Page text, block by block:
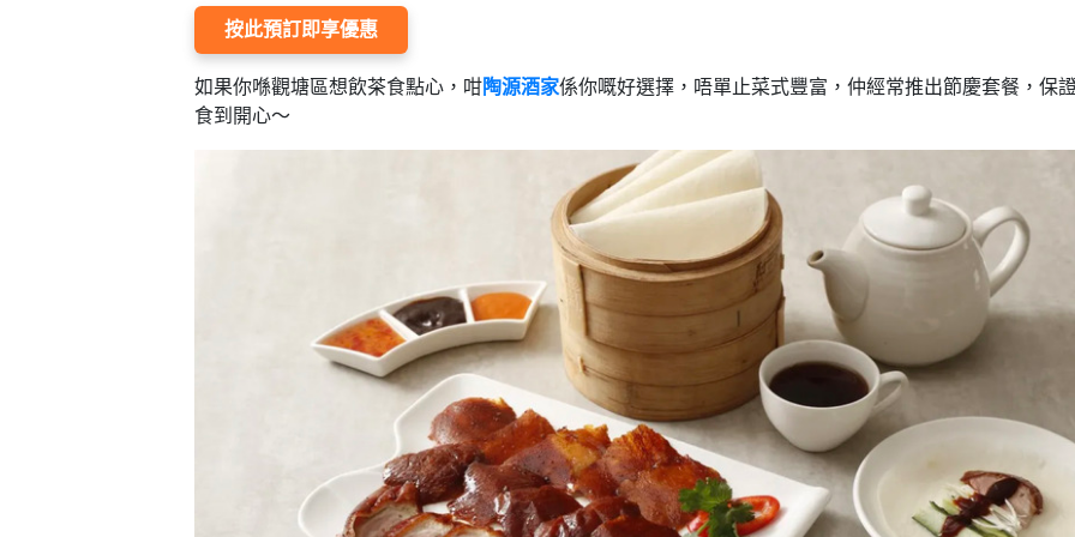
按此預訂即享優惠
如果你喺觀塘區想飲茶食點心，咁陶源酒家係你嘅好選擇，唔單止菜式豐富，仲經常推出節慶套餐，保
食到開心～